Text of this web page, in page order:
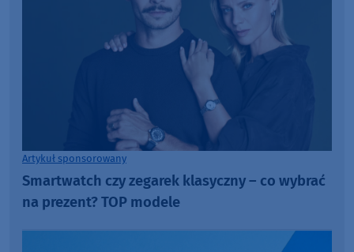
Artykuł sponsorowany
Smartwatch czy zegarek klasyczny – co wybrać
na prezent? TOP modele